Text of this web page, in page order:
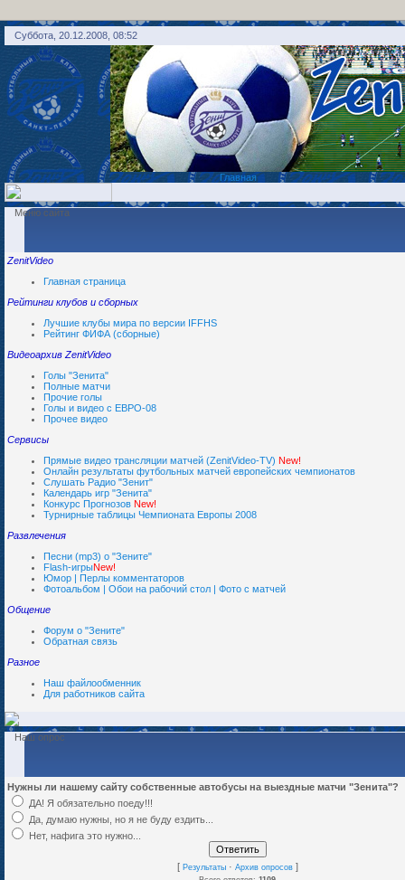
Суббота, 20.12.2008, 08:52
Главная
Меню сайта
ZenitVideo
Главная страница
Рейтинги клубов и сборных
Лучшие клубы мира по версии IFFHS
Рейтинг ФИФА (сборные)
Видеоархив ZenitVideo
Голы "Зенита"
Полные матчи
Прочие голы
Голы и видео с ЕВРО-08
Прочее видео
Сервисы
Прямые видео трансляции матчей (ZenitVideo-TV) New!
Онлайн результаты футбольных матчей европейских чемпионатов
Слушать Радио "Зенит"
Календарь игр "Зенита"
Конкурс Прогнозов New!
Турнирные таблицы Чемпионата Европы 2008
Развлечения
Песни (mp3) о "Зените"
Flash-игрыNew!
Юмор | Перлы комментаторов
Фотоальбом | Обои на рабочий стол | Фото с матчей
Общение
Форум о "Зените"
Обратная связь
Разное
Наш файлообменник
Для работников сайта
Наш опрос
Нужны ли нашему сайту собственные автобусы на выездные матчи "Зенита"?
ДА! Я обязательно поеду!!!
Да, думаю нужны, но я не буду ездить...
Нет, нафига это нужно...
[ Результаты· Архив опросов]